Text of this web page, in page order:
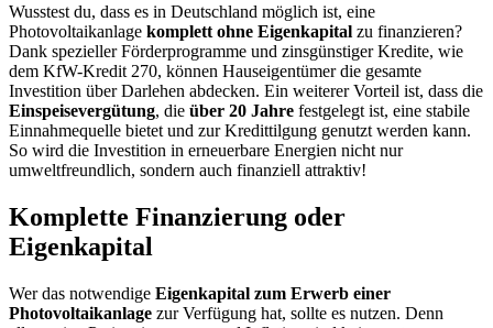
Wusstest du, dass es in Deutschland möglich ist, eine
Photovoltaikanlage komplett ohne Eigenkapital zu finanzieren?
Dank spezieller Förderprogramme und zinsgünstiger Kredite, wie
dem KfW-Kredit 270, können Hauseigentümer die gesamte
Investition über Darlehen abdecken. Ein weiterer Vorteil ist, dass die
Einspeisevergütung, die über 20 Jahre festgelegt ist, eine stabile
Einnahmequelle bietet und zur Kredittilgung genutzt werden kann.
So wird die Investition in erneuerbare Energien nicht nur
umweltfreundlich, sondern auch finanziell attraktiv!
Komplette Finanzierung oder
Eigenkapital
Wer das notwendige Eigenkapital zum Erwerb einer
Photovoltaikanlage zur Verfügung hat, sollte es nutzen. Denn